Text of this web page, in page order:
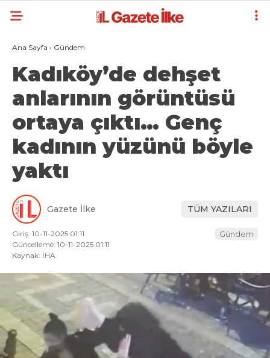
Ana Sayfa › Gündem
Kadıköy’de dehşet
anlarının görüntüsü
ortaya çıktı… Genç
kadının yüzünü böyle
yaktı
Gazete İlke TÜM YAZILARI
Giriş: 10-11-2025 01:11
Güncelleme: 10-11-2025 01:11
Kaynak: İHA
Gündem